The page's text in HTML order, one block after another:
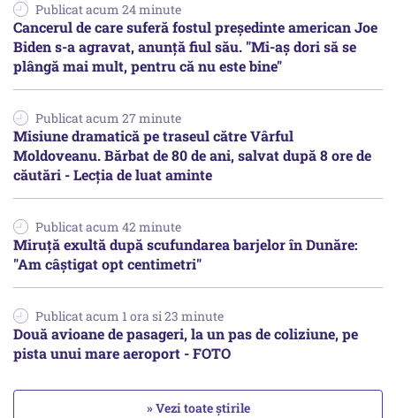
Publicat acum 24 minute
Cancerul de care suferă fostul preşedinte american Joe
Biden s-a agravat, anunță fiul său. "Mi-aș dori să se
plângă mai mult, pentru că nu este bine"
Publicat acum 27 minute
Misiune dramatică pe traseul către Vârful
Moldoveanu. Bărbat de 80 de ani, salvat după 8 ore de
căutări - Lecția de luat aminte
Publicat acum 42 minute
Miruță exultă după scufundarea barjelor în Dunăre:
"Am câștigat opt centimetri"
Publicat acum 1 ora si 23 minute
Două avioane de pasageri, la un pas de coliziune, pe
pista unui mare aeroport - FOTO
» Vezi toate știrile